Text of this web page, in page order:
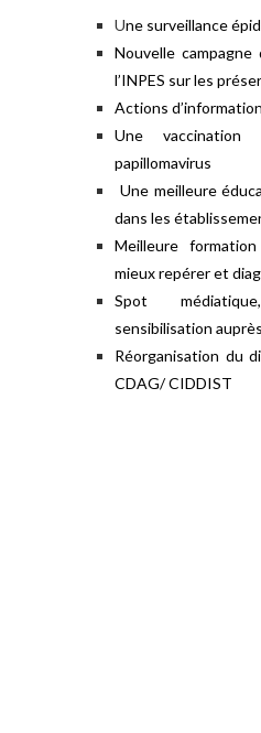
Une surveillance
Nouvelle
l’INPES sur les
Actions
Une
papillomavirus
Une meilleure
dans les
Meilleure
mieux repérer et
Spot
sensibilisation
Réorganisation du
CDAG/ CIDDIST